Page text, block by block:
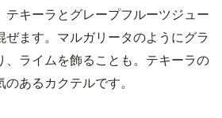
テキーラとグレープフルーツジュー
ぜます。マルガリータのようにグラ
、ライムを飾ることも。テキーラの
あるカクテルです。